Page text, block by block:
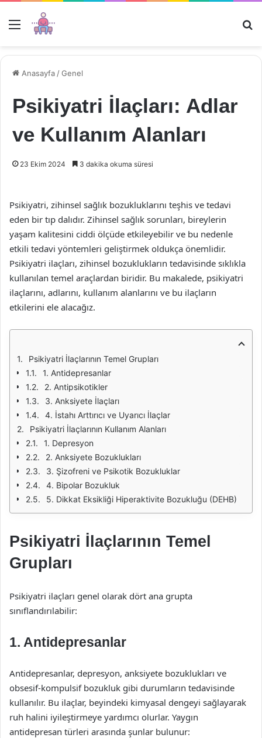
Menü
Anasayfa /Genel
Psikiyatri İlaçları: Adlar
ve Kullanım Alanları
23 Ekim 2024 3 dakika okuma süresi
Psikiyatri, zihinsel sağlık bozukluklarını teşhis ve tedavi
eden bir tıp dalıdır. Zihinsel sağlık sorunları, bireylerin
yaşam kalitesini ciddi ölçüde etkileyebilir ve bu nedenle
etkili tedavi yöntemleri geliştirmek oldukça önemlidir.
Psikiyatri ilaçları, zihinsel bozuklukların tedavisinde sıklıkla
kullanılan temel araçlardan biridir. Bu makalede, psikiyatri
ilaçlarını, adlarını, kullanım alanlarını ve bu ilaçların
etkilerini ele alacağız.
Psikiyatri İlaçlarının Temel Grupları
1. Antidepresanlar
2. Antipsikotikler
3. Anksiyete İlaçları
4. İstahı Arttırıcı ve Uyarıcı İlaçlar
Psikiyatri İlaçlarının Kullanım Alanları
1. Depresyon
2. Anksiyete Bozuklukları
3. Şizofreni ve Psikotik Bozukluklar
4. Bipolar Bozukluk
5. Dikkat Eksikliği Hiperaktivite Bozukluğu (DEHB)
Psikiyatri İlaçlarının Temel
Grupları
Psikiyatri ilaçları genel olarak dört ana grupta
sınıflandırılabilir:
1. Antidepresanlar
Antidepresanlar, depresyon, anksiyete bozuklukları ve
obsesif-kompulsif bozukluk gibi durumların tedavisinde
kullanılır. Bu ilaçlar, beyindeki kimyasal dengeyi sağlayarak
ruh halini iyileştirmeye yardımcı olurlar. Yaygın
antidepresan türleri arasında şunlar bulunur: